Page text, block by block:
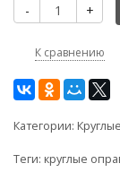
- +
К сравнению
Категории:
Теги: круглые